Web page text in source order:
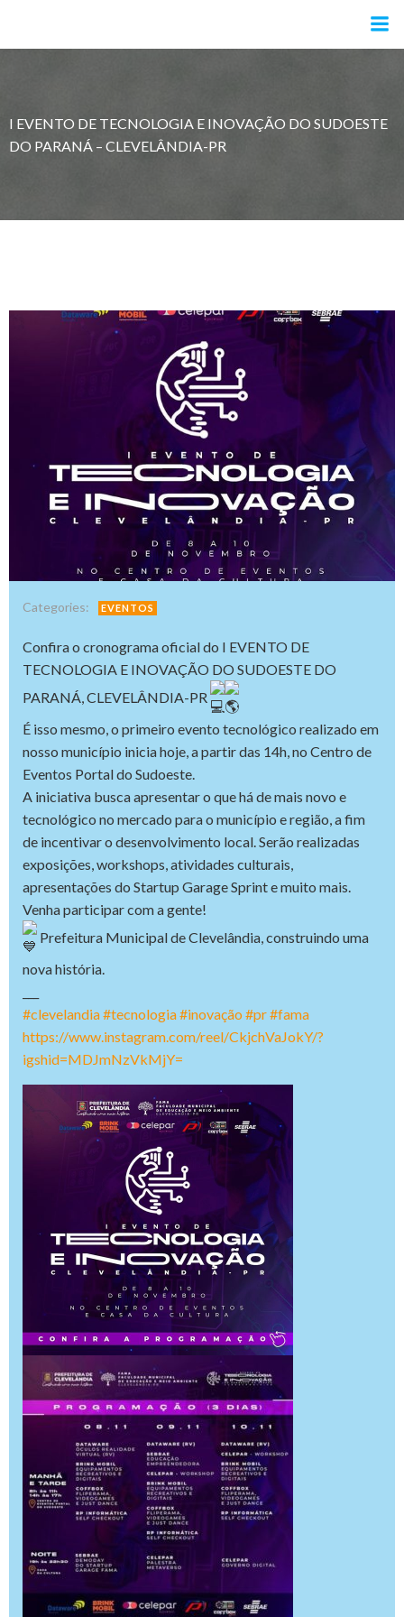
o
I EVENTO DE TECNOLOGIA E INOVAÇÃO DO SUDOESTE
DO PARANÁ – CLEVELÂNDIA-PR
Categories: EVENTOS
Confira o cronograma oficial do I EVENTO DE
TECNOLOGIA E INOVAÇÃO DO SUDOESTE DO
PARANÁ, CLEVELÂNDIA-PR
É isso mesmo, o primeiro evento tecnológico realizado em
nosso município inicia hoje, a partir das 14h, no Centro de
Eventos Portal do Sudoeste.
A iniciativa busca apresentar o que há de mais novo e
tecnológico no mercado para o município e região, a fim
de incentivar o desenvolvimento local. Serão realizadas
exposições, workshops, atividades culturais,
apresentações do Startup Garage Sprint e muito mais.
Venha participar com a gente!
Prefeitura Municipal de Clevelândia, construindo uma
nova história.
#clevelandia#tecnologia#inovação#pr#fama
https://www.instagram.com/reel/CkjchVaJokY/?
igshid=MDJmNzVkMjY=